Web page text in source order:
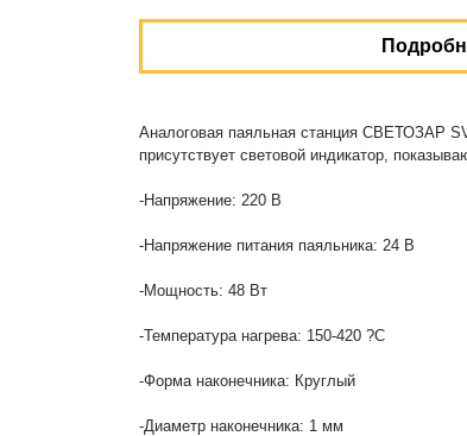
Аналоговая паяльная станция СВЕТОЗАР
присутствует световой индикатор,
-Напряжение: 220 В
-Напряжение питания паяльника: 24 В
-Мощность: 48 Вт
-Температура нагрева: 150-420 ?С
-Форма наконечника: Круглый
-Диаметр наконечника: 1 мм